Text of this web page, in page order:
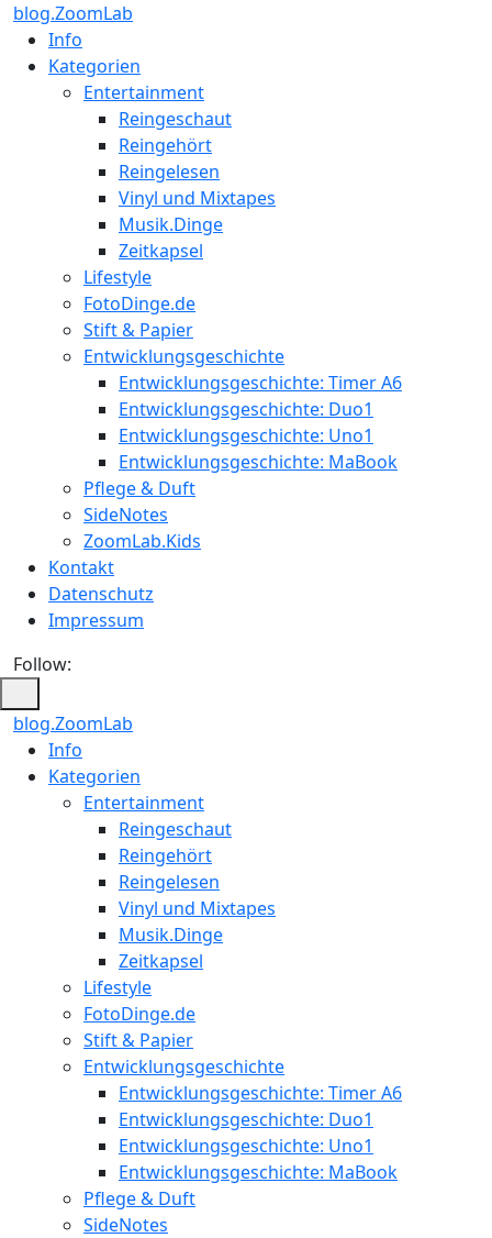
blog.ZoomLab
Info
Kategorien
Entertainment
Reingeschaut
Reingehört
Reingelesen
Vinyl und Mixtapes
Musik.Dinge
Zeitkapsel
Lifestyle
FotoDinge.de
Stift & Papier
Entwicklungsgeschichte
Entwicklungsgeschichte: Timer A6
Entwicklungsgeschichte: Duo1
Entwicklungsgeschichte: Uno1
Entwicklungsgeschichte: MaBook
Pflege & Duft
SideNotes
ZoomLab.Kids
Kontakt
Datenschutz
Impressum
Follow:
blog.ZoomLab
ZoomLab
//
Info
Kategorien
Entertainment
Reingeschaut
Reingehört
Reingelesen
Vinyl und Mixtapes
Musik.Dinge
Zeitkapsel
Lifestyle
FotoDinge.de
Stift & Papier
Entwicklungsgeschichte
Entwicklungsgeschichte: Timer A6
Entwicklungsgeschichte: Duo1
Entwicklungsgeschichte: Uno1
Entwicklungsgeschichte: MaBook
Pflege & Duft
SideNotes